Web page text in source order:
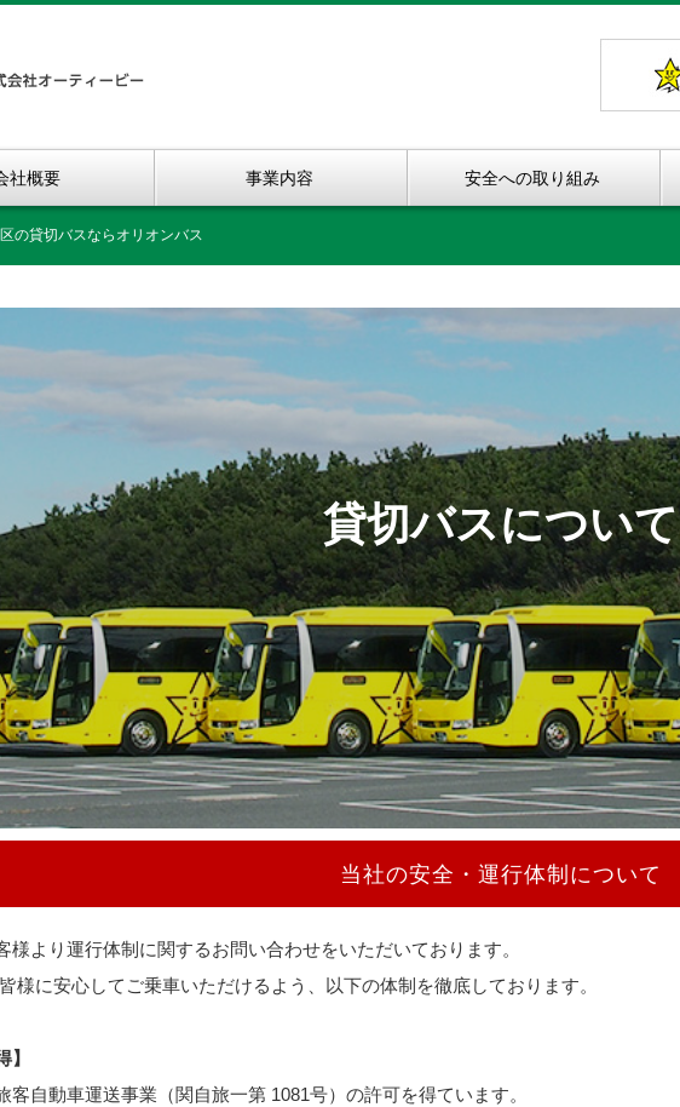
社概要 事業内容 安全への取り組み
の貸切バスならオリオンバス
貸切バスについて
当社の安全・運行体制について
様より運行体制に関するお問い合わせをいただいております。
様に安心してご乗車いただけるよう、以下の体制を徹底しております。
】
客自動車運送事業（関自旅一第 1081号）の許可を得ています。